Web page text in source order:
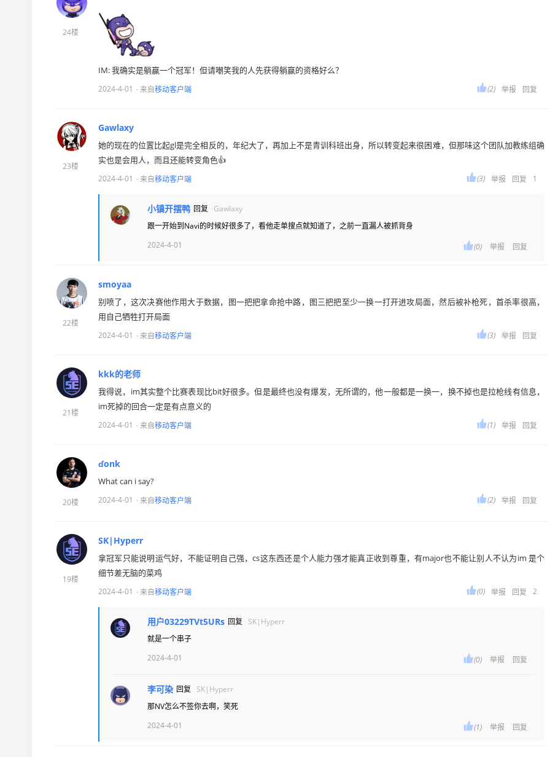
24楼
IM: 我确实是躺赢一个冠军！但请嘲笑我的人先获得躺赢的资格好么？
2024-4-01 · 来自移动客户端 回复
举报
(2)
23楼
Gawlaxy
她的现在的位置比起gl是完全相反的，年纪大了，再加上不是青训科班出身，所以转变起来很困难，但那味这个团队加教练组确
实也是会用人，而且还能转变角色👍
2024-4-01 · 来自移动客户端 1
回复
举报
(3)
小镇开摆鸭 回复
Gawlaxy
跟一开始到Navi的时候好很多了，看他走单搜点就知道了，之前一直漏人被抓背身
(0) 举报 回复
2024-4-01
22楼
smoyaa
别喷了，这次决赛他作用大于数据，图一把把拿命抢中路，图三把把至少一换一打开进攻局面，然后被补枪死，首杀率很高，
用自己牺牲打开局面
2024-4-01 · 来自移动客户端 回复
举报
(3)
21楼
kkk的老师
我得说，im其实整个比赛表现比bit好很多。但是最终也没有爆发，无所谓的，他一般都是一换一，换不掉也是拉枪线有信息，
im死掉的回合一定是有点意义的
2024-4-01 · 来自移动客户端 回复
举报
(1)
20楼
ɗonk
What can i say?
2024-4-01 · 来自移动客户端 回复
举报
(2)
19楼
SK|Hyperr
拿冠军只能说明运气好，不能证明自己强，cs这东西还是个人能力强才能真正收到尊重，有major也不能让别人不认为im 是个
细节差无脑的菜鸡
2024-4-01 · 来自移动客户端 2
回复
举报
(0)
用户03229TVt5URs 回复
SK|Hyperr
就是一个串子
(0) 举报 回复
2024-4-01
李可染 回复
SK|Hyperr
那NV怎么不签你去啊，笑死
(1) 举报 回复
2024-4-01